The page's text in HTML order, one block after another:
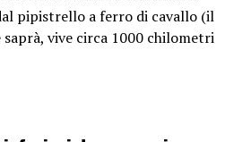
pipistrello a ferro di cavallo (il
vive circa 1000 chilometri